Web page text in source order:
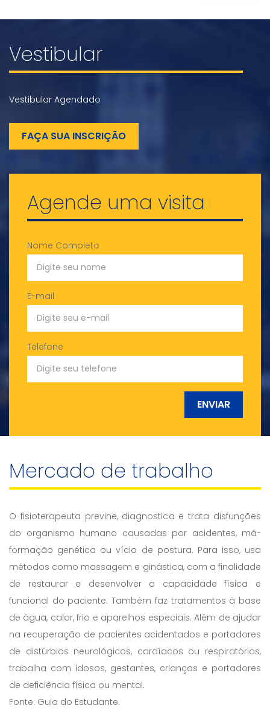
Vestibular
Vestibular Agendado
FAÇA SUA INSCRIÇÃO
Agende uma visita
Nome Completo
E-mail
Telefone
ENVIAR
Mercado de trabalho
O fisioterapeuta previne, diagnostica e trata disfunções
do organismo humano causadas por acidentes, má-
formação genética ou vício de postura. Para isso, usa
métodos como massagem e ginástica, com a finalidade
de restaurar e desenvolver a capacidade física e
funcional do paciente. Também faz tratamentos à base
de água, calor, frio e aparelhos especiais. Além de ajudar
na recuperação de pacientes acidentados e portadores
de distúrbios neurológicos, cardíacos ou respiratórios,
trabalha com idosos, gestantes, crianças e portadores
de deficiência física ou mental.
Fonte: Guia do Estudante.